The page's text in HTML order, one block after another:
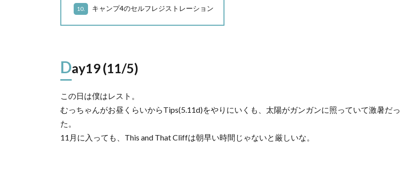
10. キャンプ4のセルフレジストレーション
Day19 (11/5)
この日は僕はレスト。
むっちゃんがお昼くらいからTips(5.11d)をやりにいくも、太陽がガンガンに照っていて激暑だっ
た。
11月に入っても、This and That Cliffは朝早い時間じゃないと厳しいな。